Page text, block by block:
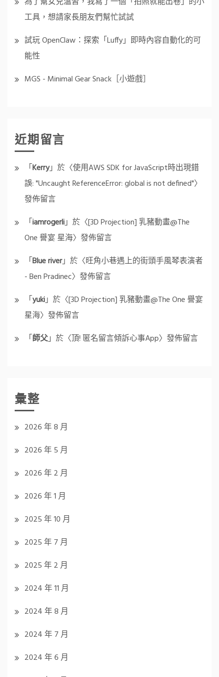
工具，想請家長朋友們幫忙試試
試玩 OpenClaw：探索「Luffy」即時內容自動化的可
能性
MGS - Minimal Gear Snack［小遊戲］
近期留言
「Kerry」於〈使用AWS SDK for JavaScript時出現錯
誤: "Uncaught ReferenceError: global is not defined"〉
發佈留言
「iamrogerli」於〈[3D Projection] 乳豬動畫@The
One 譽宴 星海〉發佈留言
「Blue river」於〈旺角小巷遇上的街頭手風琴表演者
- Ben Pradinec〉發佈留言
「yuki」於〈[3D Projection] 乳豬動畫@The One 譽宴
星海〉發佈留言
「師父」於〈頂! 匿名留言傾訴心事App〉發佈留言
彙整
2026 年 8 月
2026 年 5 月
2026 年 2 月
2026 年 1 月
2025 年 10 月
2025 年 7 月
2025 年 2 月
2024 年 11 月
2024 年 8 月
2024 年 7 月
2024 年 6 月